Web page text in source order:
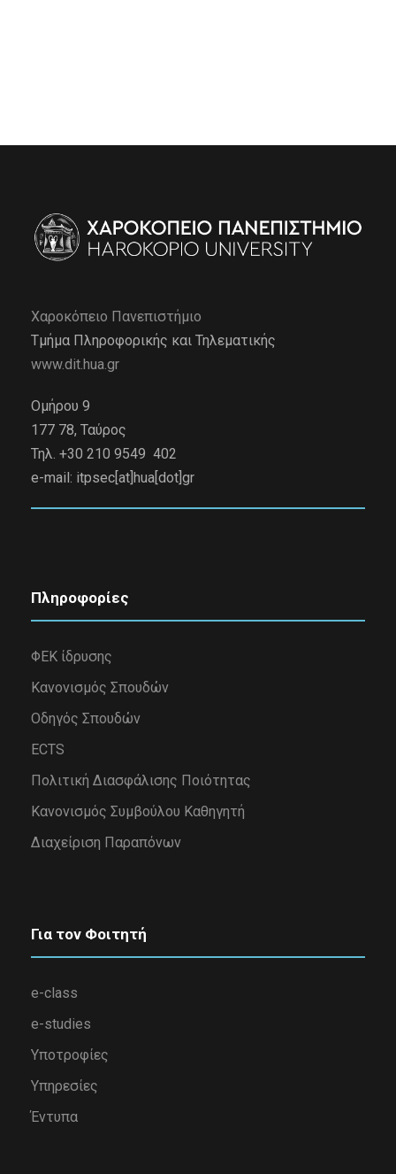
Χαροκόπειο Πανεπιστήμιο
Τμήμα Πληροφορικής και Τηλεματικής
www.dit.hua.gr
Ομήρου 9
177 78, Ταύρος
Τηλ. +30 210 9549 402
e-mail: itpsec[at]hua[dot]gr
Πληροφορίες
ΦΕΚ ίδρυσης
Κανονισμός Σπουδών
Οδηγός Σπουδών
ECTS
Πολιτική Διασφάλισης Ποιότητας
Κανονισμός Συμβούλου Καθηγητή
Διαχείριση Παραπόνων
Για τον Φοιτητή
e-class
e-studies
Υποτροφίες
Υπηρεσίες
Έντυπα